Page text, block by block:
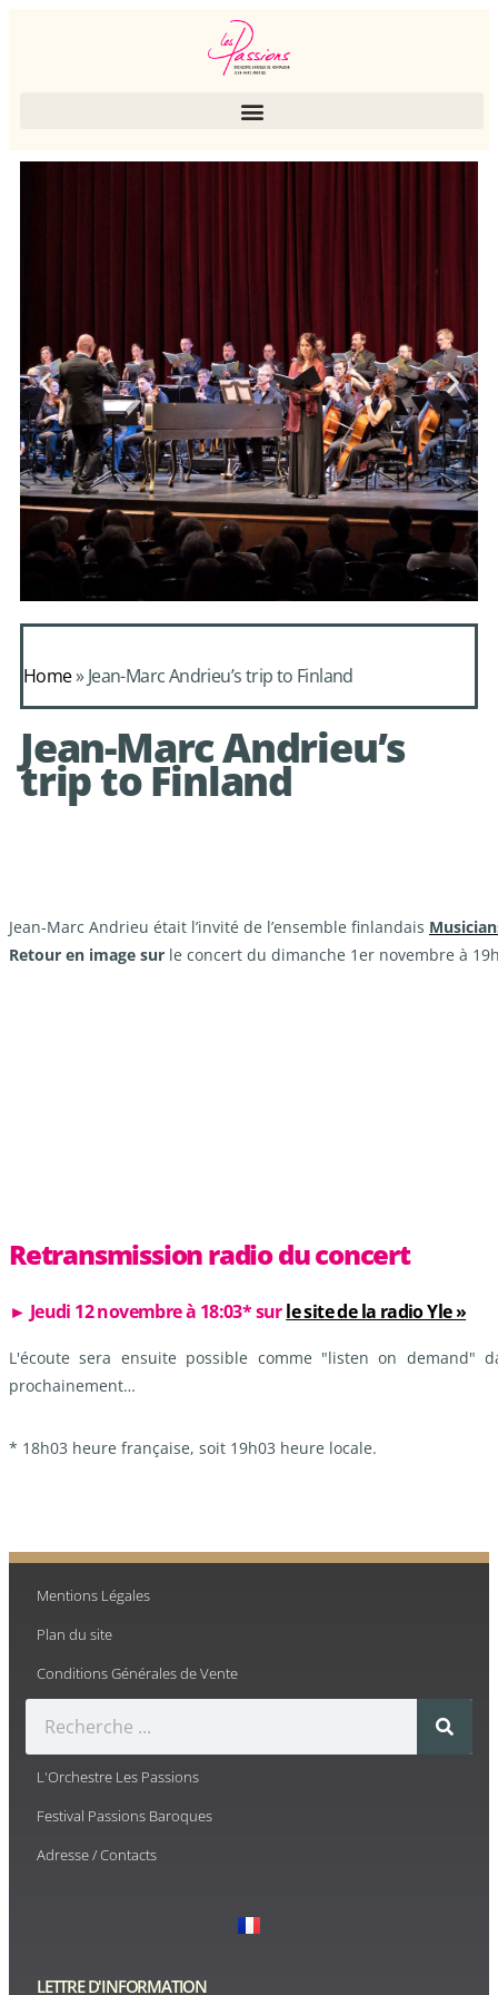
Alcimadure de
Mondonville
avec le choeur de
chambre Les Eléments
Home»Jean-Marc Andrieu’s trip to Finland
Jean-Marc Andrieu’s
trip to Finland
Jean-Marc Andrieu était l’invité de l’ensemble finlandais
Retour en image sur le concert du dimanche 1er novembre à
Retransmission radio du concert
► Jeudi 12 novembre à 18:03* surle site de la radio Yle »
L'écoute sera ensuite possible comme "listen on demand"
prochainement…
* 18h03 heure française, soit 19h03 heure locale.
Mentions Légales
Plan du site
Conditions Générales de Vente
L'Orchestre Les Passions
Festival Passions Baroques
Adresse / Contacts
LETTRE D'INFORMATION